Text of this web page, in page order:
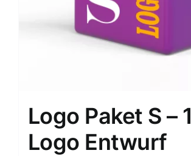
Logo Paket S – 1
Logo Entwurf